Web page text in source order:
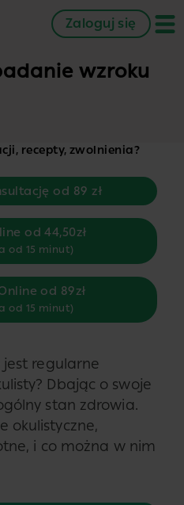
Zaloguj się
wzroku
recepty, zwolnienia?
od 89 zł
od 44,50zł
od 15 minut)
od 89zł
od 15 minut)
jest regularne
Dbając o swoje
stan zdrowia.
okulistyczne,
i co można w nim